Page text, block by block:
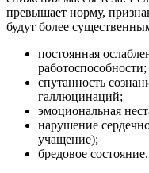
превышает норму,
будут более
постоянная
работоспособности;
спутанность
галлюцинаций;
эмоциональная
нарушение
учащение);
бредовое состояние.